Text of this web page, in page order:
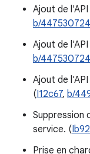
Ajout de l'API
b/447530724
Ajout de l'API
b/447530724
Ajout de l'API
(I12c67, b/
Suppression
service. (
Prise en